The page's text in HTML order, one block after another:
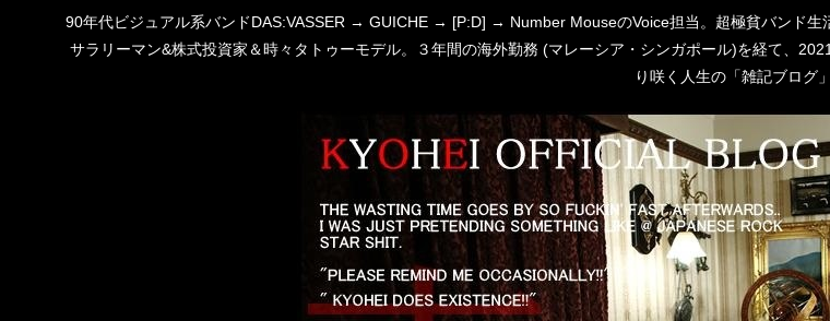
90年代ビジュアル系バンドDAS:VASSER → GUICHE → [P:D] → Number MouseのVoice担当。超極貧バンド
サラリーマン&株式投資家＆時々タトゥーモデル。３年間の海外勤務 (マレーシア・シンガポール)を経て、
り咲く人生の「雑記ブログ」